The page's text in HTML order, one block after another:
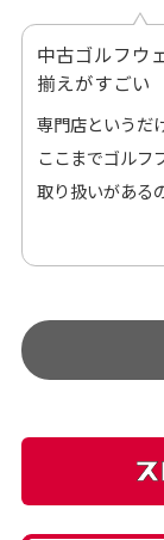
中古ゴルフウ
揃えがすごい
専門店というだ
ここまでゴルフ
取り扱いがある
す。